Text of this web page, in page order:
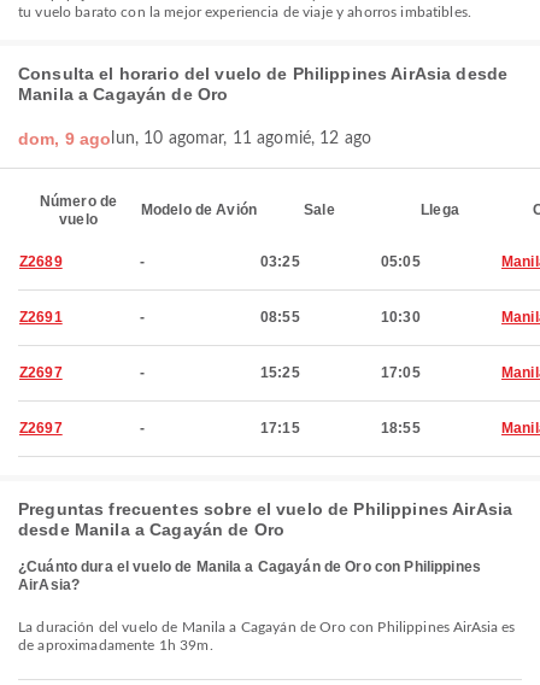
tu vuelo barato con la mejor experiencia de viaje y ahorros imbatibles.
Consulta el horario del vuelo de Philippines AirAsia desde
Manila a Cagayán de Oro
dom, 9 ago lun, 10 agomar, 11 agomié, 12 ago
Número de
vuelo
Modelo de Avión Sale Llega
Z2689 - 03:25 05:05
Z2691 - 08:55 10:30
Z2697 - 15:25 17:05
Z2697 - 17:15 18:55
Preguntas frecuentes sobre el vuelo de Philippines AirAsia
desde Manila a Cagayán de Oro
¿Cuánto dura el vuelo de Manila a Cagayán de Oro con Philippines
AirAsia?
La duración del vuelo de Manila a Cagayán de Oro con Philippines AirAsia es
de aproximadamente 1h 39m.